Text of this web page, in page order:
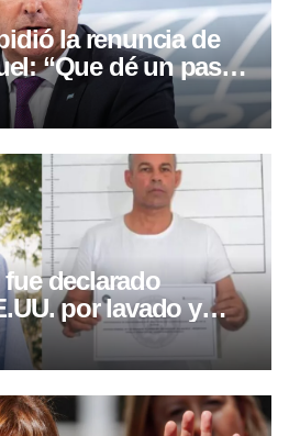
la renuncia de
“Que dé un paso
declarado
por lavado y